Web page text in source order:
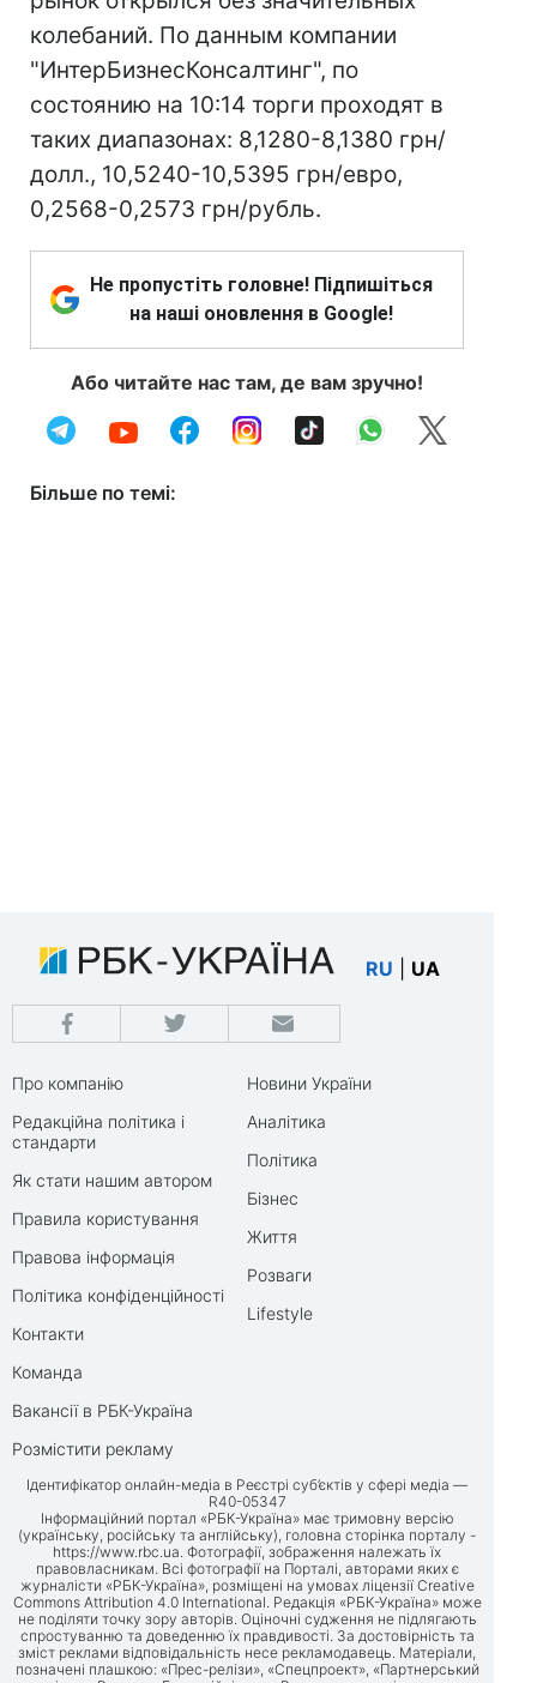
колебаний. По данным компании
"ИнтерБизнесКонсалтинг", по
состоянию на 10:14 торги проходят в
таких диапазонах: 8,1280-8,1380 грн/
долл., 10,5240-10,5395 грн/евро,
0,2568-0,2573 грн/рубль.
Не пропустіть головне! Підпишіться
на наші оновлення в Google!
Або читайте нас там, де вам зручно!
Більше по темі:
RU UA
Про компанію
Редакційна політика і
стандарти
Як стати нашим автором
Правила користування
Правова інформація
Політика конфіденційності
Контакти
Команда
Вакансії в РБК-Україна
Розмістити рекламу
Новини України
Аналітика
Політика
Бізнес
Життя
Розваги
Lifestyle
Ідентифікатор онлайн-медіа в Реєстрі суб’єктів у сфері медіа —
R40-05347
Інформаційний портал «РБК-Україна» має тримовну версію
(українську, російську та англійську), головна сторінка порталу -
https://www.rbc.ua. Фотографії, зображення належать їх
правовласникам. Всі фотографії на Порталі, авторами яких є
журналісти «РБК-Україна», розміщені на умовах ліцензії Creative
Commons Attribution 4.0 International. Редакція «РБК-Україна» може
не поділяти точку зору авторів. Оціночні судження не підлягають
спростуванню та доведенню їх правдивості. За достовірність та
зміст реклами відповідальність несе рекламодавець. Матеріали,
позначені плашкою: «Прес-релізи», «Спецпроект», «Партнерський